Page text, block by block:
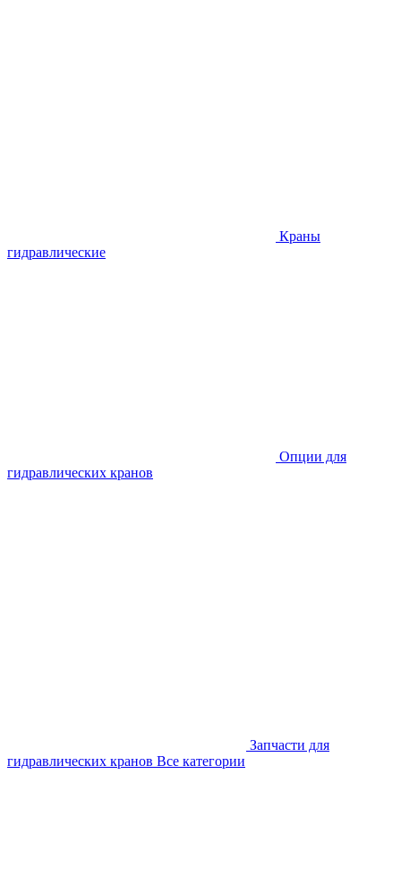
Краны
гидравлические
Опции для
гидравлических кранов
Запчасти для
гидравлических кранов Все категории